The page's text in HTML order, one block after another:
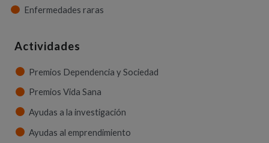
Enfermedades raras
Actividades
Premios Dependencia y Sociedad
Premios Vida Sana
Ayudas a la investigación
Ayudas al emprendimiento